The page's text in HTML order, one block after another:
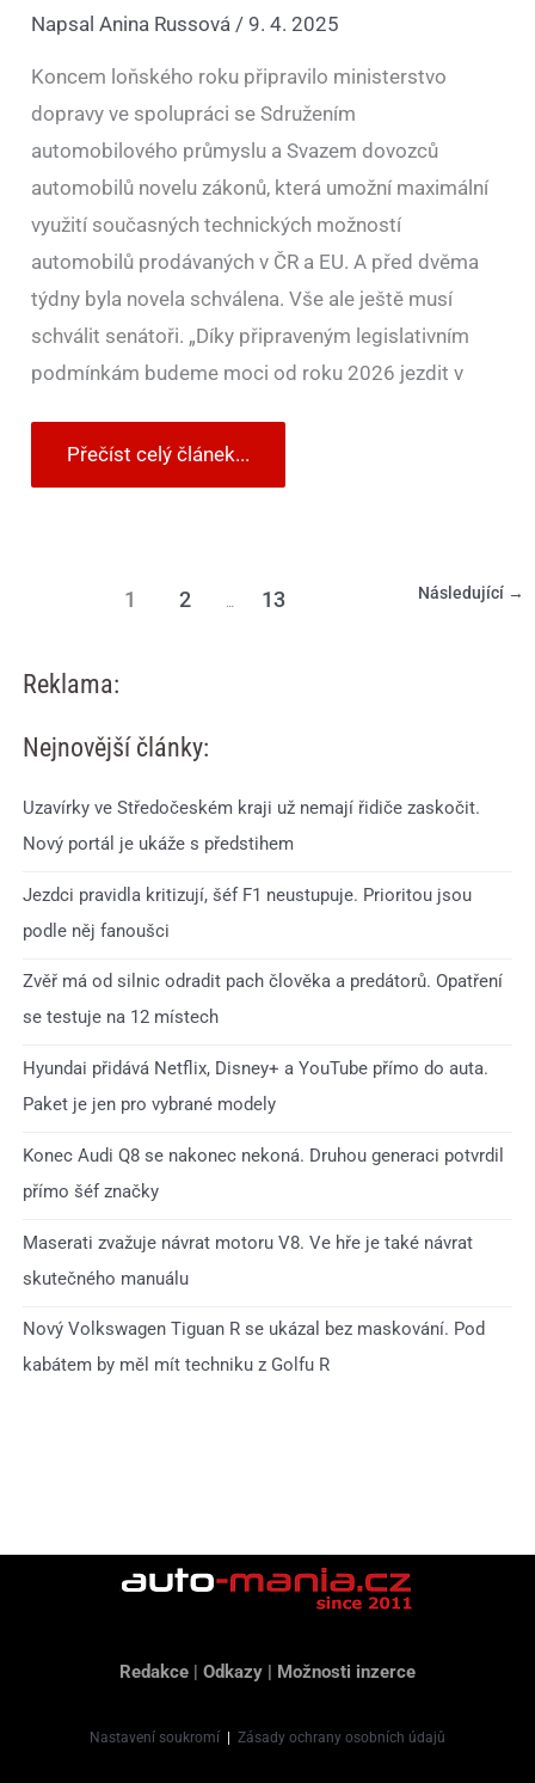
NapsalAnina Russová / 9. 4. 2025
Koncem loňského roku připravilo ministerstvo
dopravy ve spolupráci se Sdružením
automobilového průmyslu a Svazem dovozců
automobilů novelu zákonů, která umožní maximální
využití současných technických možností
automobilů prodávaných v ČR a EU. A před dvěma
týdny byla novela schválena. Vše ale ještě musí
schválit senátoři. „Díky připraveným legislativním
podmínkám budeme moci od roku 2026 jezdit v
Přečíst celý článek...
1 2 … 13 Následující →
Reklama:
Nejnovější články:
Uzavírky ve Středočeském kraji už nemají řidiče zaskočit.
Nový portál je ukáže s předstihem
Jezdci pravidla kritizují, šéf F1 neustupuje. Prioritou jsou
podle něj fanoušci
Zvěř má od silnic odradit pach člověka a predátorů. Opatření
se testuje na 12 místech
Hyundai přidává Netflix, Disney+ a YouTube přímo do auta.
Paket je jen pro vybrané modely
Konec Audi Q8 se nakonec nekoná. Druhou generaci potvrdil
přímo šéf značky
Maserati zvažuje návrat motoru V8. Ve hře je také návrat
skutečného manuálu
Nový Volkswagen Tiguan R se ukázal bez maskování. Pod
kabátem by měl mít techniku z Golfu R
Redakce | Odkazy | Možnosti inzerce
Nastavení soukromí Zásady ochrany osobních údajů